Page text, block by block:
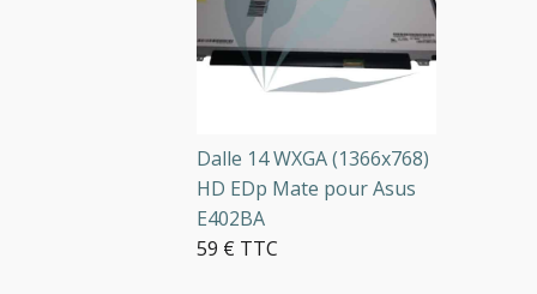
Dalle 14 WXGA (1366x768)
HD EDp Mate pour Asus
E402BA
59 € TTC